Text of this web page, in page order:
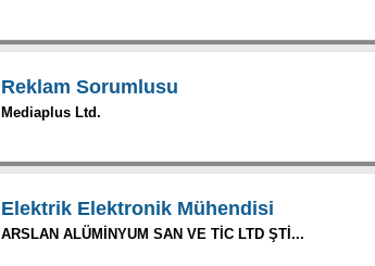
Reklam Sorumlusu
Mediaplus Ltd.
Elektrik Elektronik Mühendisi
ARSLAN ALÜMİNYUM SAN VE TİC LTD ŞTİ...